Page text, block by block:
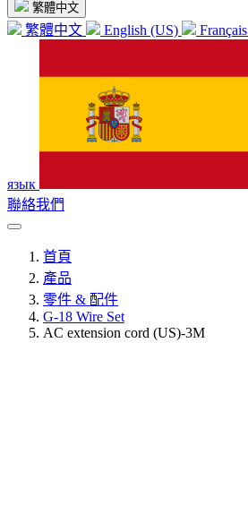
繁體中文
繁體中文 English (US) Français
язык
聯絡我們
首頁
產品
零件 & 配件
G-18 Wire Set
AC extension cord (US)-3M